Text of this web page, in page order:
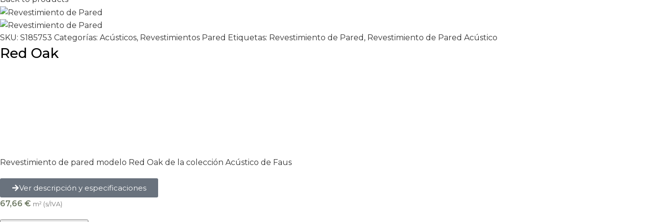
SKU: S185753 Categorías: Acústicos, Revestimientos Pared Etiquetas: Revestimiento de Pared , Revestimiento de Pared Acústico
Red Oak
Revestimiento de pared modelo Red Oak de la colección Acústico de Faus
Ver descripción y especificaciones
67,66 € m² (s/IVA)